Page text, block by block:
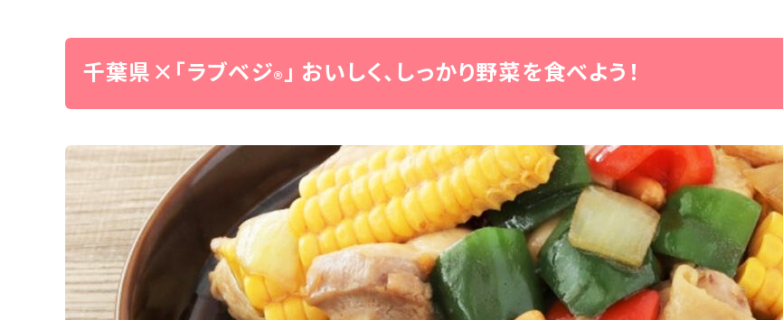
千葉県×「ラブベジ® 」 おいしく、しっかり野菜を食べよう！